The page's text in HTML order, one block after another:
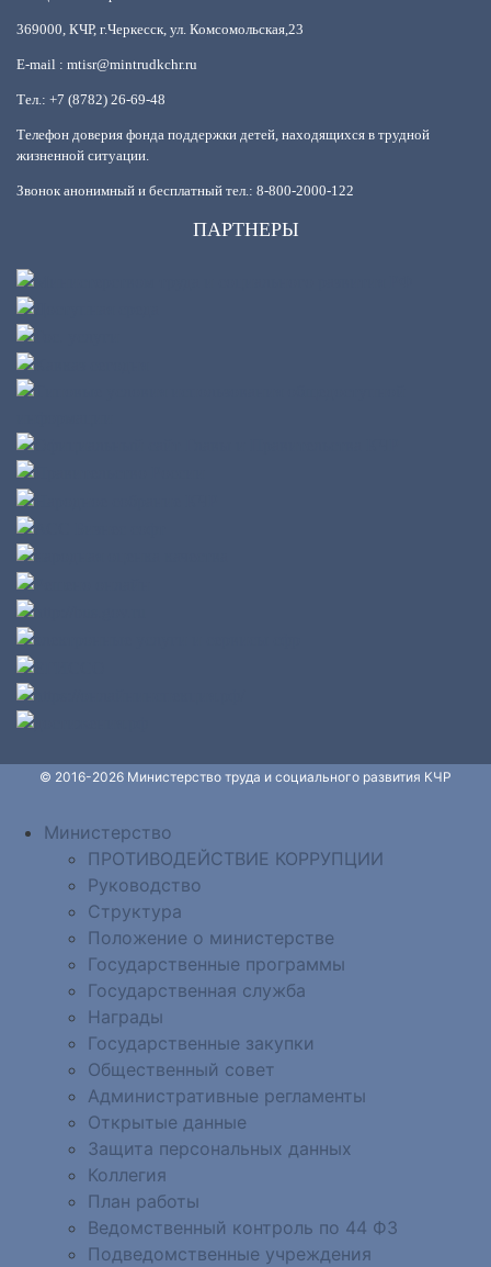
369000, КЧР, г.Черкесск, ул. Комсомольская,23
E-mail : mtisr@mintrudkchr.ru
Тел.: +7 (8782) 26-69-48
Телефон доверия фонда поддержки детей, находящихся в трудной
жизненной ситуации.
Звонок анонимный и бесплатный тел.: 8-800-2000-122
ПАРТНЕРЫ
© 2016-2026 Министерство труда и социального развития КЧР
Министерство
ПРОТИВОДЕЙСТВИЕ КОРРУПЦИИ
Руководство
Структура
Положение о министерстве
Государственные программы
Государственная служба
Награды
Государственные закупки
Общественный совет
Административные регламенты
Открытые данные
Защита персональных данных
Коллегия
План работы
Ведомственный контроль по 44 ФЗ
Подведомственные учреждения